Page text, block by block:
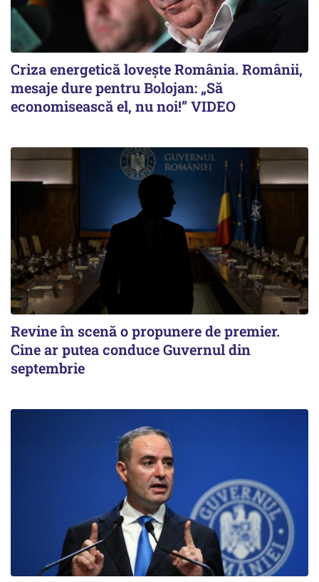
Criza energetică lovește România. Românii,
mesaje dure pentru Bolojan: „Să
economisească el, nu noi!” VIDEO
Revine în scenă o propunere de premier.
Cine ar putea conduce Guvernul din
septembrie